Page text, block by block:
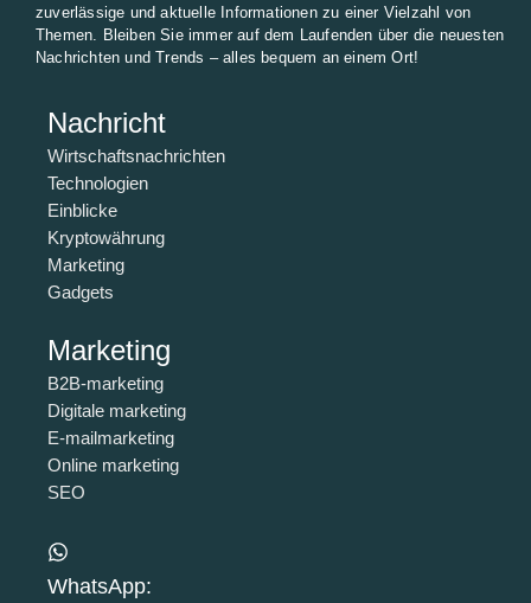
zuverlässige und aktuelle Informationen zu einer Vielzahl von
Themen. Bleiben Sie immer auf dem Laufenden über die neuesten
Nachrichten und Trends – alles bequem an einem Ort!
Nachricht
Wirtschaftsnachrichten
Technologien
Einblicke
Kryptowährung
Marketing
Gadgets
Marketing
B2B-marketing
Digitale marketing
E-mailmarketing
Online marketing
SEO
WhatsApp: